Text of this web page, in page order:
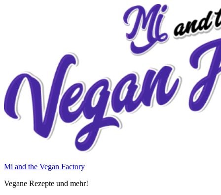
Mi and the Vegan Factory
Vegane Rezepte und mehr!